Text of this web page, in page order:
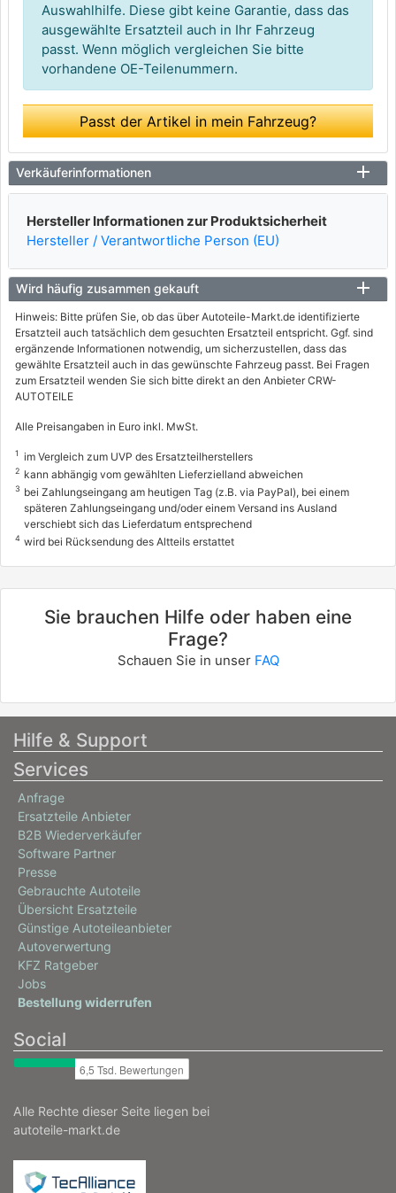
Auswahlhilfe. Diese gibt keine Garantie, dass das
ausgewählte Ersatzteil auch in Ihr Fahrzeug
passt. Wenn möglich vergleichen Sie bitte
vorhandene OE-Teilenummern.
Passt der Artikel in mein Fahrzeug?
Verkäuferinformationen
Hersteller Informationen zur Produktsicherheit
Hersteller / Verantwortliche Person (EU)
Wird häufig zusammen gekauft
Hinweis: Bitte prüfen Sie, ob das über Autoteile-Markt.de identifizierte
Ersatzteil auch tatsächlich dem gesuchten Ersatzteil entspricht. Ggf. sind
ergänzende Informationen notwendig, um sicherzustellen, dass das
gewählte Ersatzteil auch in das gewünschte Fahrzeug passt. Bei Fragen
zum Ersatzteil wenden Sie sich bitte direkt an den Anbieter CRW-
AUTOTEILE
Alle Preisangaben in Euro inkl. MwSt.
1 im Vergleich zum UVP des Ersatzteilherstellers
2 kann abhängig vom gewählten Lieferzielland abweichen
3 bei Zahlungseingang am heutigen Tag (z.B. via PayPal), bei einem
späteren Zahlungseingang und/oder einem Versand ins Ausland
verschiebt sich das Lieferdatum entsprechend
4 wird bei Rücksendung des Altteils erstattet
Sie brauchen Hilfe oder haben eine
Frage?
Schauen Sie in unser FAQ
Hilfe & Support
Services
Anfrage
Ersatzteile Anbieter
B2B Wiederverkäufer
Software Partner
Presse
Gebrauchte Autoteile
Übersicht Ersatzteile
Günstige Autoteileanbieter
Autoverwertung
KFZ Ratgeber
Jobs
Bestellung widerrufen
Social
Alle Rechte dieser Seite liegen bei
autoteile-markt.de